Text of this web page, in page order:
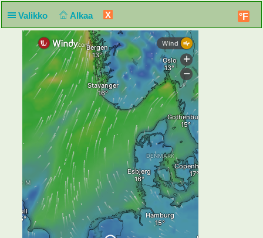
Valikko Alkaa X °F